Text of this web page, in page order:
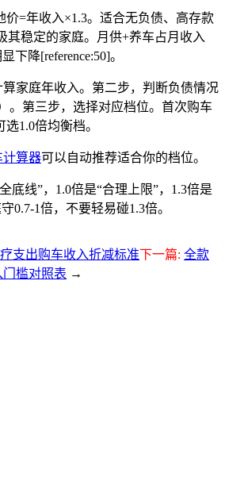
价=年收入×1.3。适合无负债、高存款
其稳定的家庭。月供+养车占月收入
下降[reference:50]。
家庭年收入。第二步，判断负债情况
。第三步，选择对应档位。首次购车
1.0倍均衡档。
计算器可以自动推荐适合你的档位。
底线”，1.0倍是“合理上限”，1.3倍是
0.7-1倍，不要轻易碰1.3倍。
支出购车收入折减标准下一篇: 全款
槛对照表 →